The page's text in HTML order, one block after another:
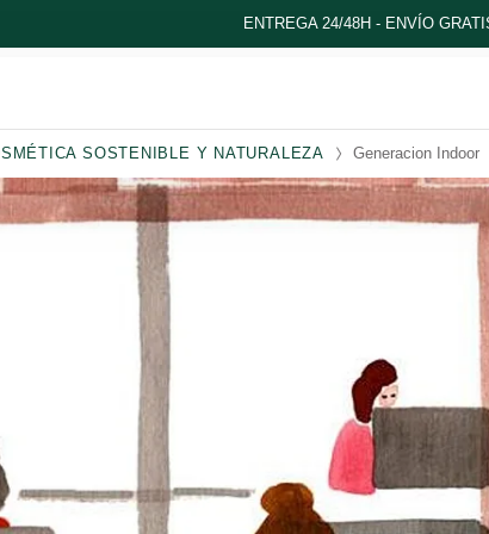
ENTREGA 24/48H - ENVÍO
SOSTENIBLE Y NATURALEZA Generacion Indoor